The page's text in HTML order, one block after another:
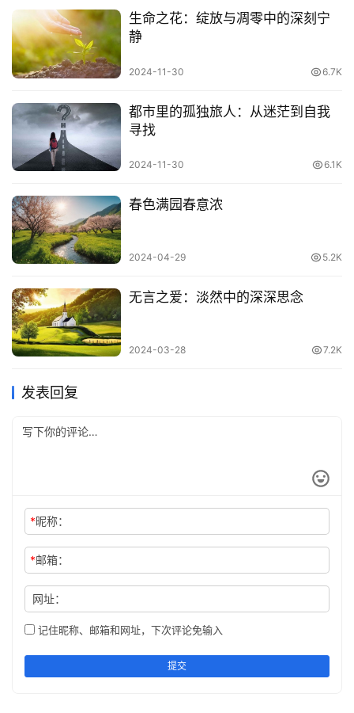
是最适当的活法。
生活换位思考，珍惜才配拥有。
- 02 -
思维换位思考，理解才知感恩
有个人请一个瞎子朋友吃饭，吃得很晚。瞎子说，很晚
别人可以看得见，这样你走在黑夜里就不会有人撞到你
了。”
同样的道理。每一件事，用不同的角度去看，其实就会
有不同的见解。见解不同，结果自然也会不一样。
生命之花：绽放与凋零中的深刻宁
静
2024-11-30 6.7K
都市里的孤独旅人：从迷茫到自我
寻找
2024-11-30 6.1K
春色满园春意浓
2024-04-29 5.2K
无言之爱：淡然中的深深思念
2024-03-28 7.2K
发表回复
*昵称：
*邮箱：
网址：
记住昵称、邮箱和网址，下次评论免输入
提交